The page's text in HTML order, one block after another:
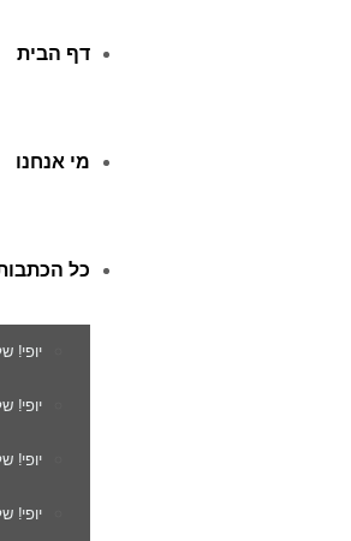
דף הבית
מי אנחנו
כל
יופי!
יופי!
יופי!
יופי!